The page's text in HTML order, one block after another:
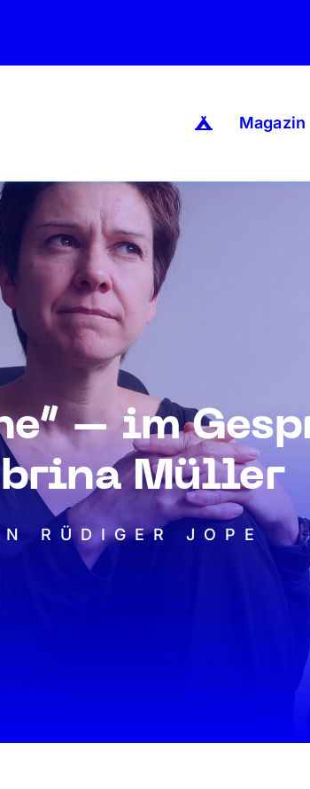
Magazin
– im
Müller
RÜDIGER JOPE